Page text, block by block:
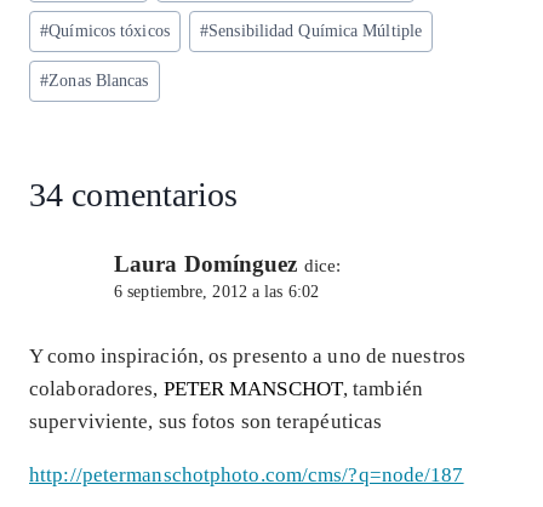
p
p
m o
n
la
entrada:
#Químicos tóxicos #Sensibilidad Química Múltiple
#Zonas Blancas
34 comentarios
Laura Domínguez dice:
6 septiembre, 2012 a las 6:02
Y como inspiración, os presento a uno de nuestros
colaboradores, PETER MANSCHOT, también
superviviente, sus fotos son terapéuticas
http://petermanschotphoto.com/cms/?q=node/187